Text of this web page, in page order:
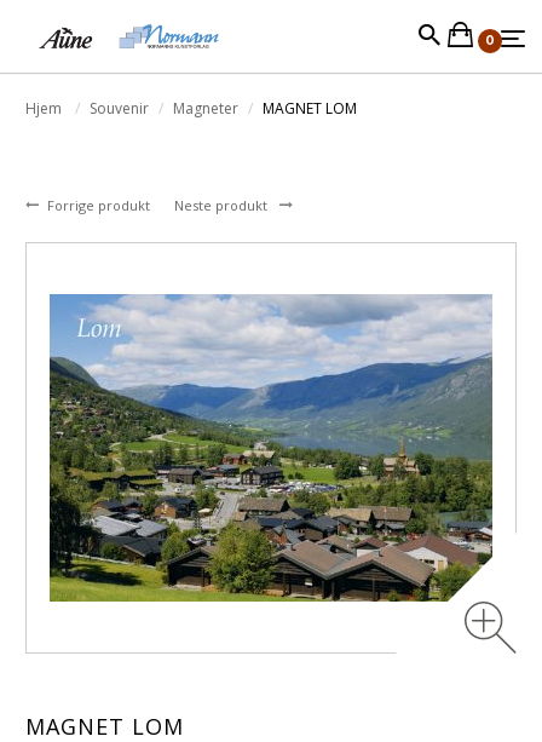
0
Hjem Souvenir Magneter MAGNET LOM
Forrige produkt Neste produkt
MAGNET LOM